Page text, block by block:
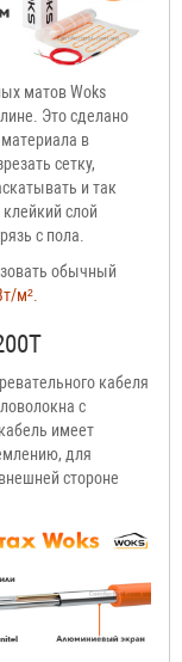
матов Woks
Это сделано
в
сетку,
и так
слой
с пола.
обычный
м².
кабеля
с
имеет
для
стороне